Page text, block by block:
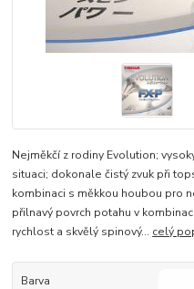
Nejměkčí z rodiny Evolution;
situaci; dokonale čistý zvuk při
kombinaci s měkkou houbou pro
přilnavý povrch potahu v
rychlost a skvělý spinový... celý
Barva